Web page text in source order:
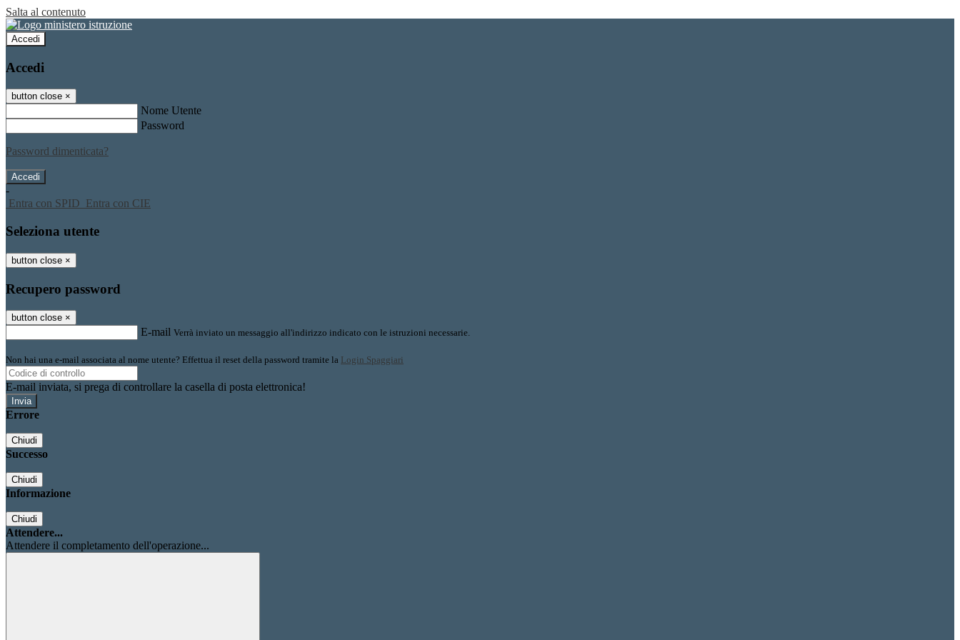
Salta al contenuto
Accedi
Accedi
button close ×
Nome Utente
Password
Password dimenticata?
-
Entra con SPID Entra con CIE
Seleziona utente
button close ×
Recupero password
button close ×
E-mail Verrà inviato un messaggio all'indirizzo indicato con le istruzioni necessarie.
Non hai una e-mail associata al nome utente? Effettua il reset della password tramite la Login Spaggiari
E-mail inviata, si prega di controllare la casella di posta elettronica!
Errore
Chiudi
Successo
Chiudi
Informazione
Chiudi
Attendere...
Attendere il completamento dell'operazione...